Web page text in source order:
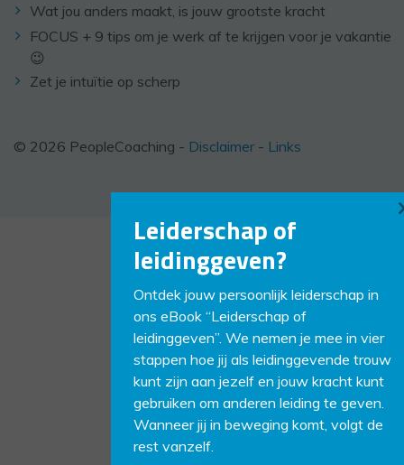
Wat jou anders maakt, is jouw grootste kracht
FOCUS + 9 tips om je werk af te krijgen voor je vakantie
😉
Zet je intuïtie op scherp
© 2026 PeopleCoaching - Disclaimer - Links
Leiderschap of
leidinggeven?
Ontdek jouw persoonlijk leiderschap in
ons eBook “Leiderschap of
leidinggeven”. We nemen je mee in vier
stappen hoe jij als leidinggevende trouw
kunt zijn aan jezelf en jouw kracht kunt
gebruiken om anderen leiding te geven.
Wanneer jij in beweging komt, volgt de
rest vanzelf.